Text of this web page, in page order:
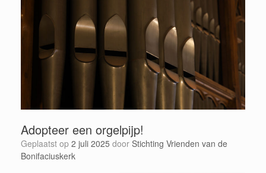
Adopteer een orgelpijp!
Geplaatst op 2 juli 2025 door Stichting Vrienden van de
Bonifaciuskerk